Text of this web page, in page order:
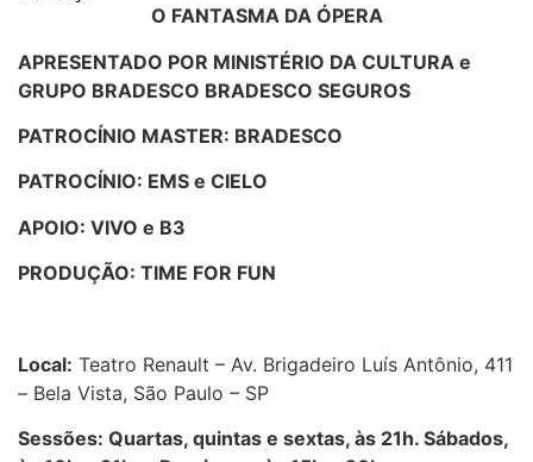
O FANTASMA DA ÓPERA
APRESENTADO POR MINISTÉRIO DA CULTURA e
GRUPO BRADESCO BRADESCO SEGUROS
PATROCÍNIO MASTER: BRADESCO
PATROCÍNIO: EMS e CIELO
APOIO: VIVO e B3
PRODUÇÃO: TIME FOR FUN
Local: Teatro Renault – Av. Brigadeiro Luís Antônio, 411
– Bela Vista, São Paulo – SP
Sessões: Quartas, quintas e sextas, às 21h. Sábados,